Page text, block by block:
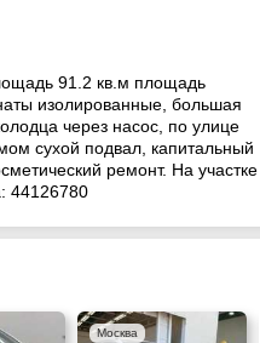
91.2 кв.м площадь
изолированные, большая
через насос, по улице
сухой подвал, капитальный
ремонт. На участке
44126780
Москва